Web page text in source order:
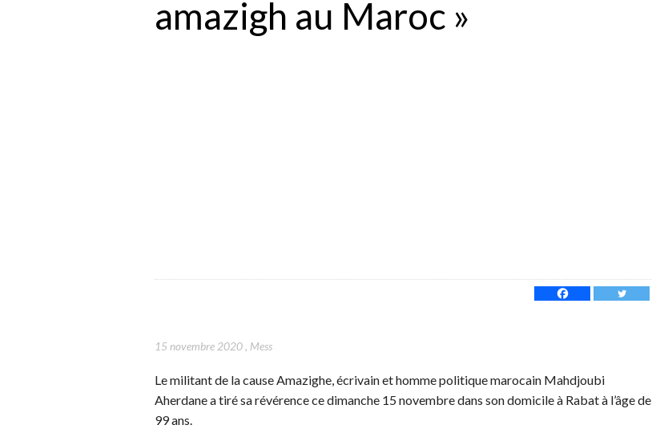
amazigh au Maroc »
15 novembre 2020, Mess
Le militant de la cause Amazighe, écrivain et homme politique marocain Mahdjoubi
Aherdane a tiré sa révérence ce dimanche 15 novembre dans son domicile à Rabat à l’âge de
99 ans.